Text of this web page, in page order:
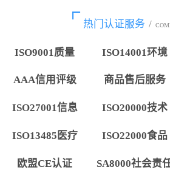
热门认证服务 /
ISO9001质量 ISO14001环境
AAA信用评级 商品售后服务
ISO27001信息 ISO20000技术
ISO13485医疗 ISO22000食品
欧盟CE认证 SA8000社会责